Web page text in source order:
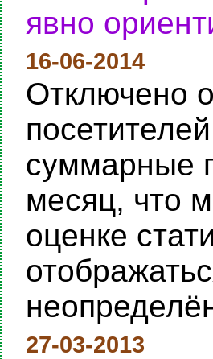
явно
16-06-2014
Отключено
суммарные
месяц, что
оценке
27-03-2013